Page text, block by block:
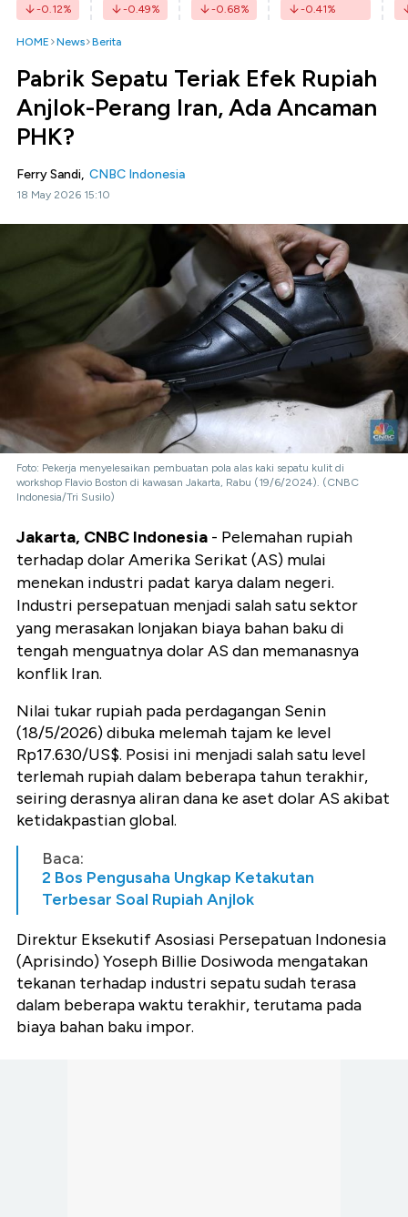
-0.12% -0.49% -0.68% -0.41%
HOME News Berita
Pabrik Sepatu Teriak Efek Rupiah
Anjlok-Perang Iran, Ada Ancaman
PHK?
Ferry Sandi, CNBC Indonesia
18 May 2026 15:10
Foto: Pekerja menyelesaikan pembuatan pola alas kaki sepatu kulit di
workshop Flavio Boston di kawasan Jakarta, Rabu (19/6/2024). (CNBC
Indonesia/Tri Susilo)
Jakarta, CNBC Indonesia - Pelemahan rupiah
terhadap dolar Amerika Serikat (AS) mulai
menekan industri padat karya dalam negeri.
Industri persepatuan menjadi salah satu sektor
yang merasakan lonjakan biaya bahan baku di
tengah menguatnya dolar AS dan memanasnya
konflik Iran.
Nilai tukar rupiah pada perdagangan Senin
(18/5/2026) dibuka melemah tajam ke level
Rp17.630/US$. Posisi ini menjadi salah satu level
terlemah rupiah dalam beberapa tahun terakhir,
seiring derasnya aliran dana ke aset dolar AS akibat
ketidakpastian global.
Baca:
2 Bos Pengusaha Ungkap Ketakutan
Terbesar Soal Rupiah Anjlok
Direktur Eksekutif Asosiasi Persepatuan Indonesia
(Aprisindo) Yoseph Billie Dosiwoda mengatakan
tekanan terhadap industri sepatu sudah terasa
dalam beberapa waktu terakhir, terutama pada
biaya bahan baku impor.